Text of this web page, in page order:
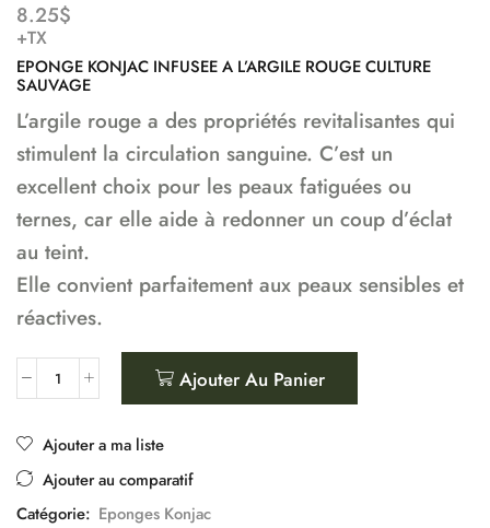
8.25$
+TX
EPONGE KONJAC INFUSEE A L’ARGILE ROUGE CULTURE
SAUVAGE
L’argile rouge a des propriétés revitalisantes qui
stimulent la circulation sanguine. C’est un
excellent choix pour les peaux fatiguées ou
ternes, car elle aide à redonner un coup d’éclat
au teint.
Elle convient parfaitement aux peaux sensibles et
réactives.
Ajouter Au Panier
Ajouter a ma liste
Ajouter au comparatif
Catégorie: Eponges Konjac